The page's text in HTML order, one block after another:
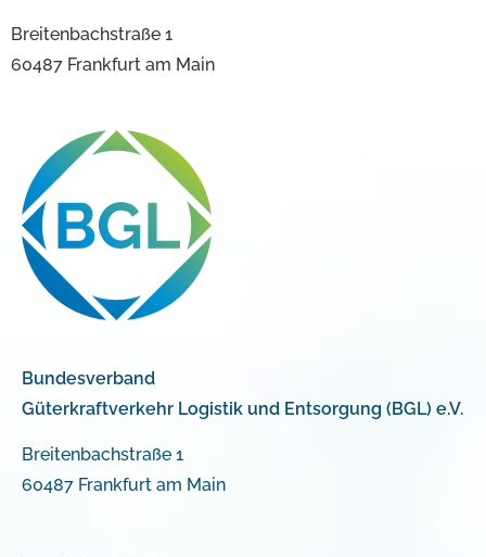
Breitenbachstraße 1
60487 Frankfurt am Main
Bundesverband
Güterkraftverkehr Logistik und Entsorgung (BGL) e.V.
Breitenbachstraße 1
60487 Frankfurt am Main